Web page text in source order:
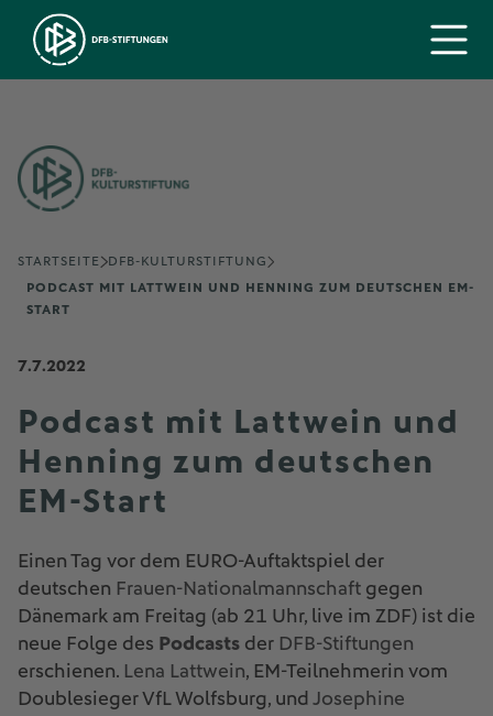
STARTSEITE
DFB-KULTURSTIFTUNG
PODCAST MIT LATTWEIN UND HENNING ZUM DEUTSCHEN EM-
START
7.7.2022
Podcast mit Lattwein und
Henning zum deutschen
EM-Start
Einen Tag vor dem EURO-Auftaktspiel der
deutschen Frauen-Nationalmannschaft gegen
Dänemark am Freitag (ab 21 Uhr, live im ZDF) ist die
neue Folge des Podcasts der DFB-Stiftungen
erschienen. Lena Lattwein, EM-Teilnehmerin vom
Doublesieger VfL Wolfsburg, und Josephine